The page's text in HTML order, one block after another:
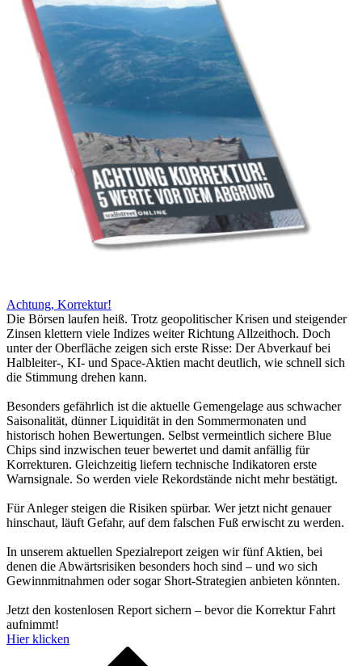
Achtung, Korrektur!
Die Börsen laufen heiß. Trotz geopolitischer Krisen und steigender
Zinsen klettern viele Indizes weiter Richtung Allzeithoch. Doch
unter der Oberfläche zeigen sich erste Risse: Der Abverkauf bei
Halbleiter-, KI- und Space-Aktien macht deutlich, wie schnell sich
die Stimmung drehen kann.
Besonders gefährlich ist die aktuelle Gemengelage aus schwacher
Saisonalität, dünner Liquidität in den Sommermonaten und
historisch hohen Bewertungen. Selbst vermeintlich sichere Blue
Chips sind inzwischen teuer bewertet und damit anfällig für
Korrekturen. Gleichzeitig liefern technische Indikatoren erste
Warnsignale. So werden viele Rekordstände nicht mehr bestätigt.
Für Anleger steigen die Risiken spürbar. Wer jetzt nicht genauer
hinschaut, läuft Gefahr, auf dem falschen Fuß erwischt zu werden.
In unserem aktuellen Spezialreport zeigen wir fünf Aktien, bei
denen die Abwärtsrisiken besonders hoch sind – und wo sich
Gewinnmitnahmen oder sogar Short-Strategien anbieten könnten.
Jetzt den kostenlosen Report sichern – bevor die Korrektur Fahrt
aufnimmt!
Hier klicken